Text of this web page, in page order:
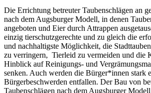
Die Errichtung betreuter Taubenschlägen an
nach dem Augsburger Modell, in denen
angeboten und Eier durch Attrappen
einzig tierschutzgerechte und zu gleich die
und nachhaltigste Möglichkeit, die
zu verringern, Tierleid zu vermeiden und die
Hinblick auf Reinigungs- und
senken. Auch werden die Bürger*innen stark
Bürgerbeschwerden entfallen. Der Bau von
Taubenschlägen nach dem Augsburger